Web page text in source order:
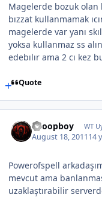
Magelerde bozuk olan
bızzat kullanmamak
magelerde var yanı
yoksa kullanmaz ss
edebılır ama 2 cı kez
Quote
Snoopboy WT
August 18, 201114
Powerofspell
mevcut ama
uzaklaştırabilir